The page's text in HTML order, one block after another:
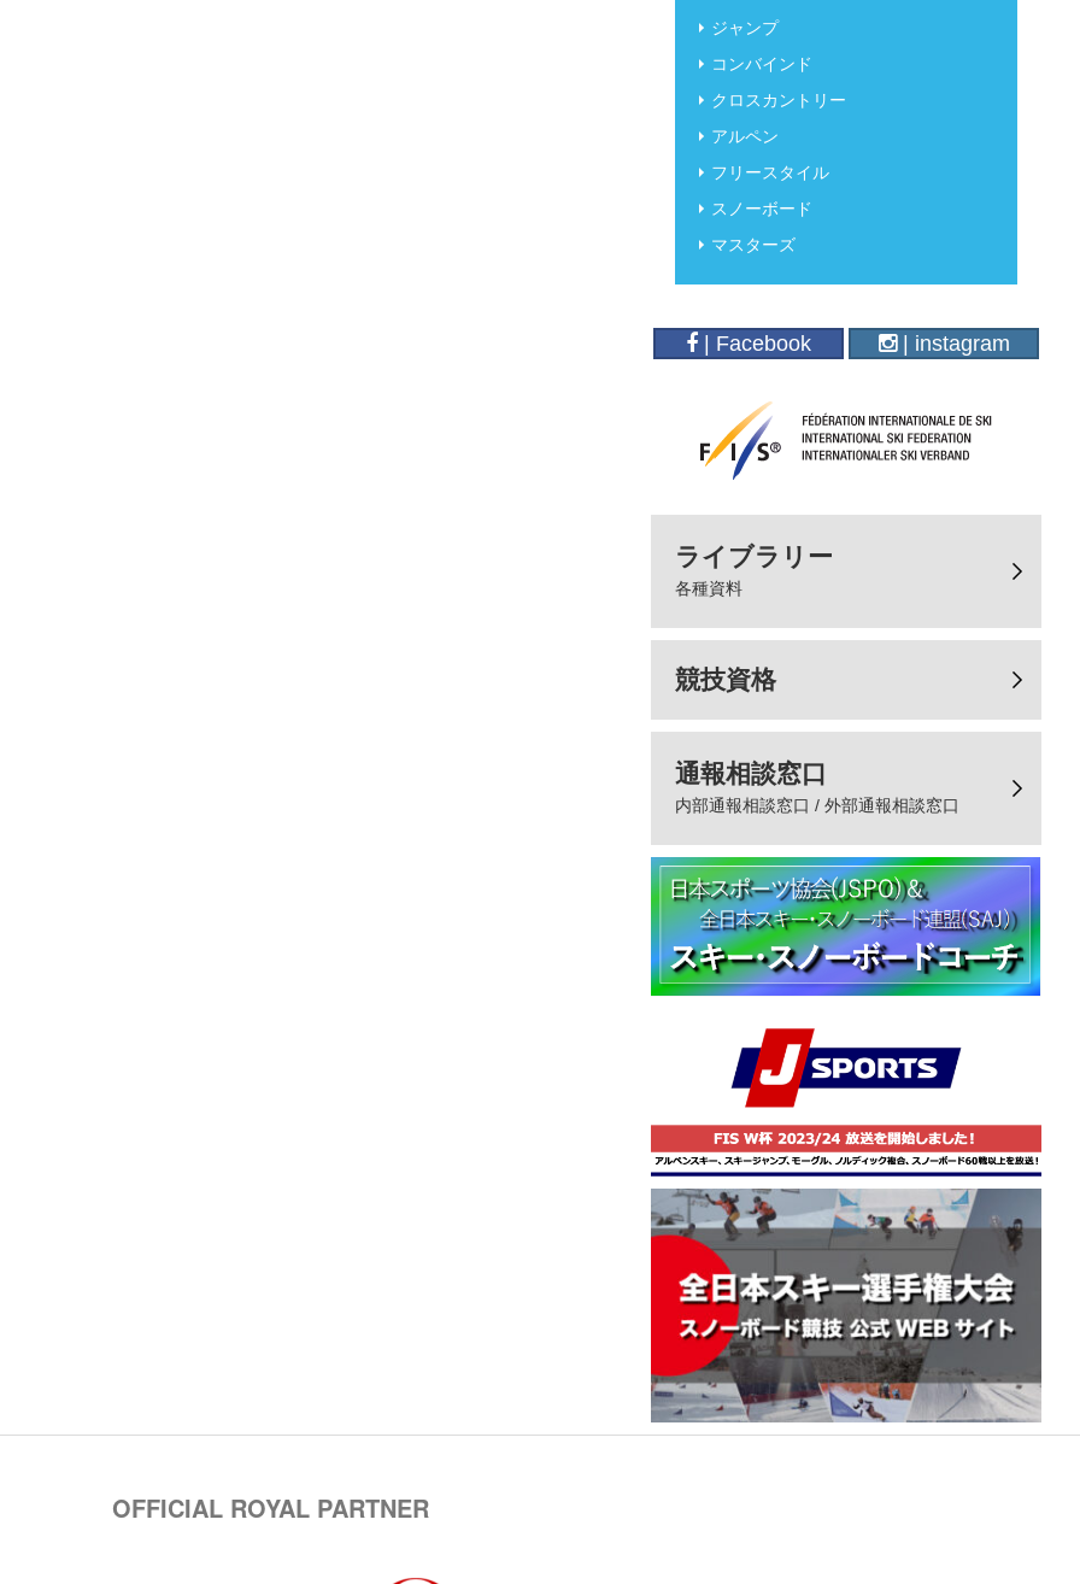
ジャンプ
コンバインド
クロスカントリー
アルペン
フリースタイル
スノーボード
マスターズ
| Facebook | instagram
ライブラリー
各種資料
競技資格
通報相談窓口
内部通報相談窓口 / 外部通報相談窓口
OFFICIAL ROYAL PARTNER